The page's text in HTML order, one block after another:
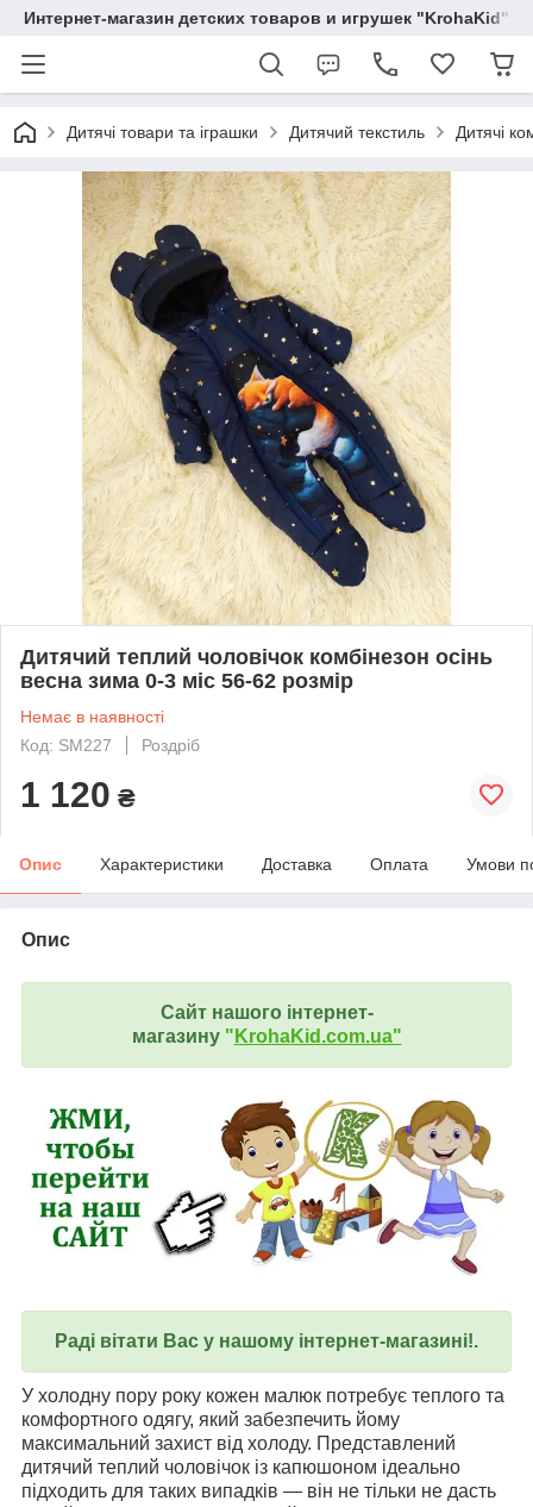
Интернет-магазин детских товаров и игрушек "KrohaKid"
Дитячі товари та іграшки Дитячий текстиль Дитячі
Дитячий теплий чоловічок комбінезон осінь
весна зима 0-3 міс 56-62 розмір
Немає в наявності
Код: SM227
Роздріб
1 120 ₴
Опис Характеристики Доставка Оплата Умови
Опис
Сайт нашого інтернет-
магазину " KrohaKid.com.ua"
Раді вітати Вас у нашому інтернет-магазині!.
У холодну пору року кожен малюк потребує теплого та
комфортного одягу, який забезпечить йому
максимальний захист від холоду. Представлений
дитячий теплий чоловічок із капюшоном ідеально
підходить для таких випадків — він не тільки не дасть